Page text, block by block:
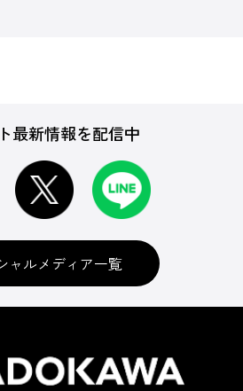
最新情報を配信中
ャルメディア一覧